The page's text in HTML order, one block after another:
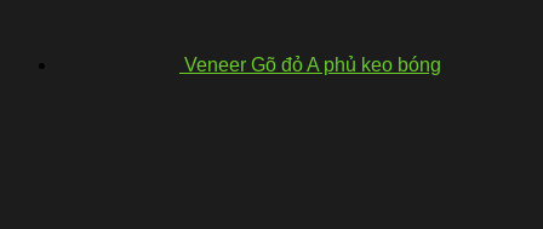
Veneer Gõ đỏ A phủ keo bóng